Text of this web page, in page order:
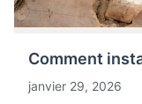
Comment
janvier 29, 2026